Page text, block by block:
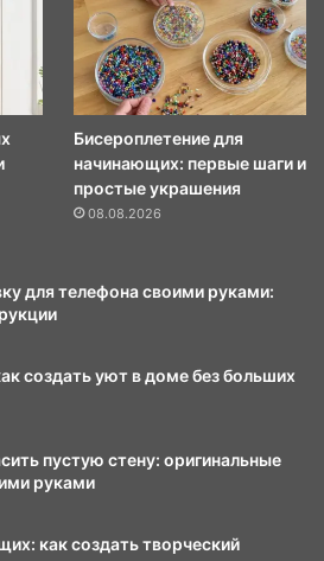
Бисероплетение для
начинающих: первые шаги и
простые украшения
08.08.2026
для телефона своими руками:
создать уют в доме без больших
пустую стену: оригинальные
руками
как создать творческий